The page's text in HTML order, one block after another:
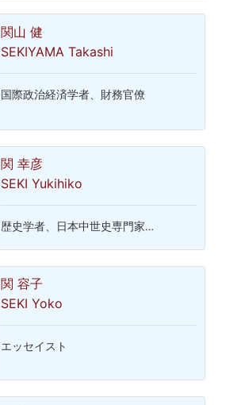
関山 健
SEKIYAMA Takashi
国際政治経済学者、財務官僚
関 幸彦
SEKI Yukihiko
歴史学者、日本中世史専門家…
関 容子
SEKI Yoko
エッセイスト